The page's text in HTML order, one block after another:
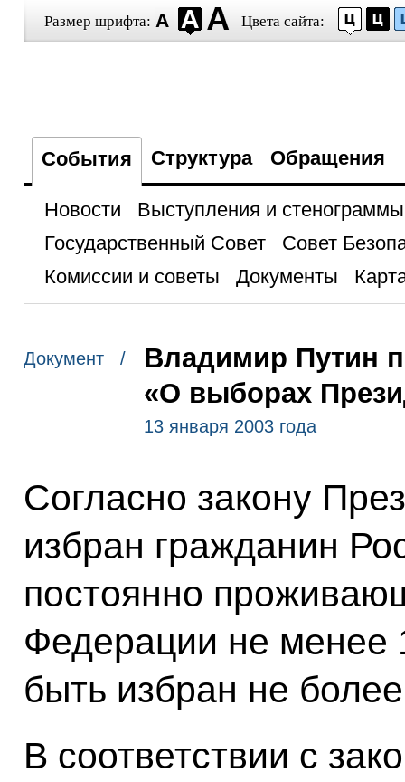
Размер шрифта: Цвета сайта:
События Структура Обращения
Новости
Выступления и стенограммы
Государственный Совет
Совет
Комиссии и советы
Документы
Документ /
Владимир Путин
«О выборах
13 января 2003 года
Согласно закону
избран гражданин
постоянно
Федерации не менее
быть избран не
В соответствии с